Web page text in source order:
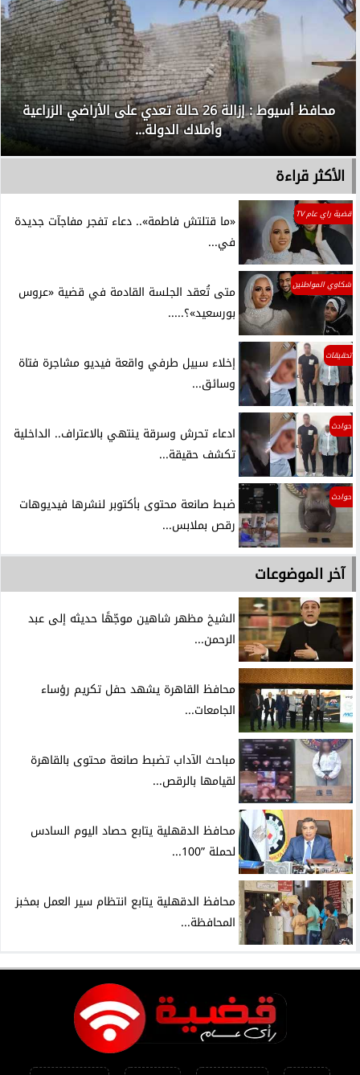
محافظ أسيوط : إزالة 26 حالة تعدي على الأراضي الزراعية
وأملاك الدولة...
الأكثر قراءة
قضية راي عام TV
«ما قتلتش فاطمة».. دعاء تفجر مفاجآت جديدة
في...
شكاوي المواطنين
متى تُعقد الجلسة القادمة في قضية «عروس
بورسعيد»؟.....
تحقيقات
إخلاء سبيل طرفي واقعة فيديو مشاجرة فتاة
وسائق...
حوادث
ادعاء تحرش وسرقة ينتهي بالاعتراف.. الداخلية
تكشف حقيقة...
حوادث
ضبط صانعة محتوى بأكتوبر لنشرها فيديوهات
رقص بملابس...
آخر الموضوعات
الشيخ مظهر شاهين موجّهًا حديثه إلى عبد
الرحمن...
محافظ القاهرة يشهد حفل تكريم رؤساء
الجامعات...
مباحث الآداب تضبط صانعة محتوى بالقاهرة
لقيامها بالرقص...
محافظ الدقهلية يتابع حصاد اليوم السادس
لحملة ”100...
محافظ الدقهلية يتابع انتظام سير العمل بمخبز
المحافظة...